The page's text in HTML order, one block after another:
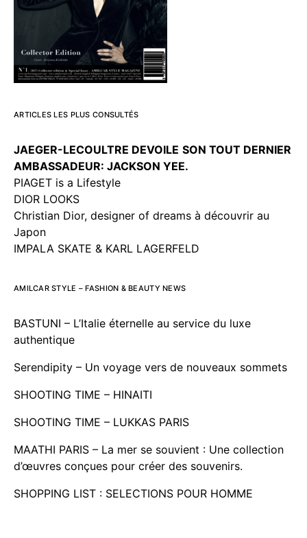
ARTICLES LES PLUS CONSULTÉS
JAEGER-LECOULTRE DEVOILE SON TOUT DERNIER
AMBASSADEUR: JACKSON YEE.
PIAGET is a Lifestyle
DIOR LOOKS
Christian Dior, designer of dreams à découvrir au
Japon
IMPALA SKATE & KARL LAGERFELD
AMILCAR STYLE – FASHION & BEAUTY NEWS
BASTUNI – L’Italie éternelle au service du luxe
authentique
Serendipity – Un voyage vers de nouveaux sommets
SHOOTING TIME – HINAITI
SHOOTING TIME – LUKKAS PARIS
MAATHI PARIS – La mer se souvient : Une collection
d’œuvres conçues pour créer des souvenirs.
SHOPPING LIST : SELECTIONS POUR HOMME